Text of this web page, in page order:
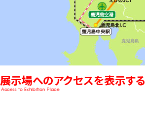
展示場へのアクセスを表示する
Access to Exhibition Place